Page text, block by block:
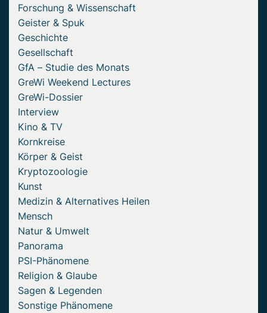
Forschung & Wissenschaft
Geister & Spuk
Geschichte
Gesellschaft
GfA – Studie des Monats
GreWi Weekend Lectures
GreWi-Dossier
Interview
Kino & TV
Kornkreise
Körper & Geist
Kryptozoologie
Kunst
Medizin & Alternatives Heilen
Mensch
Natur & Umwelt
Panorama
PSI-Phänomene
Religion & Glaube
Sagen & Legenden
Sonstige Phänomene